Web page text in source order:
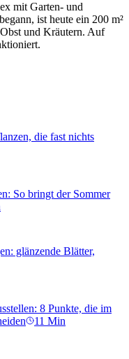
mit Garten- und
ist heute ein 200 m²
und Kräutern. Auf
die fast nichts
So bringt der Sommer
glänzende Blätter,
8 Punkte, die im
11 Min